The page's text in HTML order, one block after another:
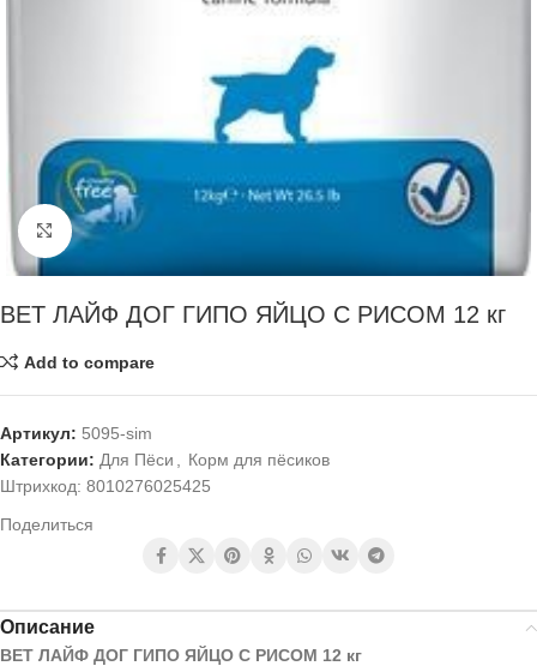
Нажмите, чтобы увеличить
ВЕТ ЛАЙФ ДОГ ГИПО ЯЙЦО С РИСОМ 12 кг
Add to compare
Артикул: 5095-sim
Категории: Для Пёси
Корм для пёсиков
Штрихкод: 8010276025425
Поделиться
Описание
ВЕТ ЛАЙФ ДОГ ГИПО ЯЙЦО С РИСОМ 12 кг